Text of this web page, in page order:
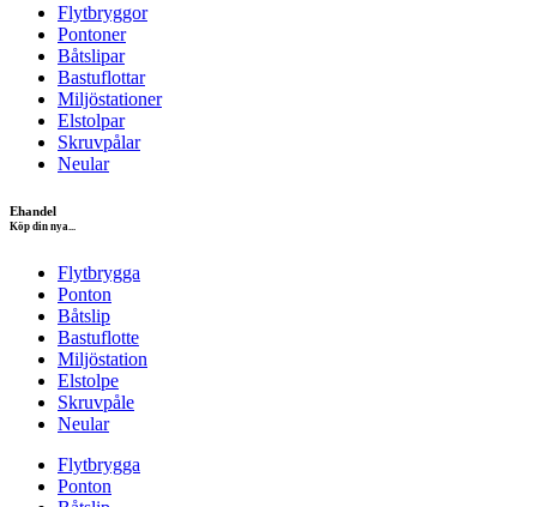
Flytbryggor
Pontoner
Båtslipar
Bastuflottar
Miljöstationer
Elstolpar
Skruvpålar
Neular
Ehandel
Köp din nya...
Flytbrygga
Ponton
Båtslip
Bastuflotte
Miljöstation
Elstolpe
Skruvpåle
Neular
Flytbrygga
Ponton